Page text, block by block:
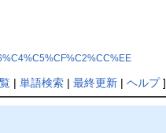
| 単語検索| 最終更新| ヘルプ]